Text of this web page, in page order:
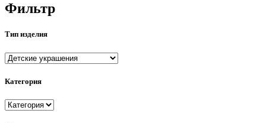
Фильтр
Тип изделия
Категория